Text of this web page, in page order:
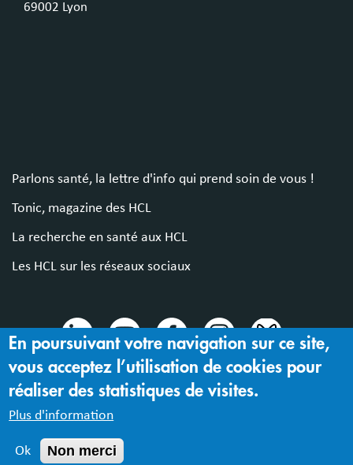
69002 Lyon
Parlons santé, la lettre d'info qui prend soin de vous !
Tonic, magazine des HCL
La recherche en santé aux HCL
Les HCL sur les réseaux sociaux
Mentions légales |
Accessibilité : partiellement conforme
En poursuivant votre navigation sur ce site,
vous acceptez l’utilisation de cookies pour
réaliser des statistiques de visites.
Plus d'information
Ok Non merci